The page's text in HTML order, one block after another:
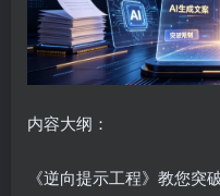
内容大纲：
《逆向提示工程》教您突